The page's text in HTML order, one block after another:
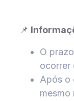
📌
O
ocorrer
Após o